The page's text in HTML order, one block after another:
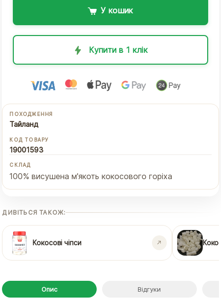
У кошик
Купити в 1 клік
ПОХОДЖЕННЯ
Тайланд
КОД ТОВАРУ
19001593
СКЛАД
100% висушена м'якоть кокосового горіха
ДИВІТЬСЯ ТАКОЖ:
Кокосові чіпси
Опис Відгуки